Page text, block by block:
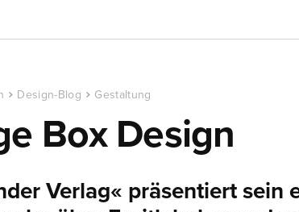
Design-Blog Gestaltung
Box Design
Verlag« präsentiert sein